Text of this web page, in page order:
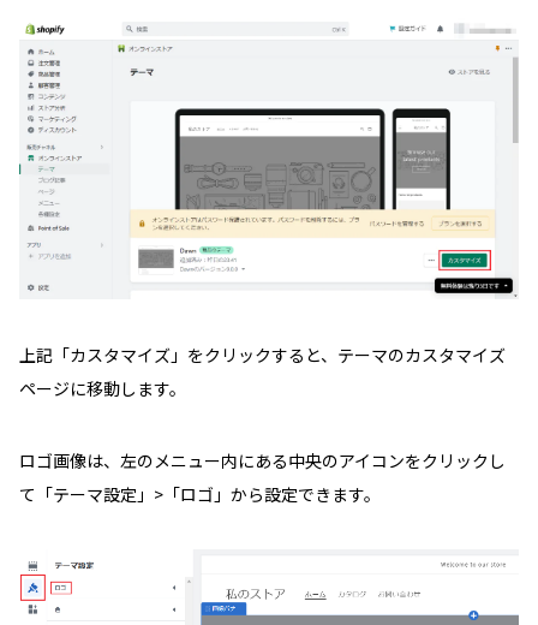
上記「カスタマイズ」をクリックすると、テーマのカスタマイズ
ページに移動します。
ロゴ画像は、左のメニュー内にある中央のアイコンをクリックし
て「テーマ設定」>「ロゴ」から設定できます。